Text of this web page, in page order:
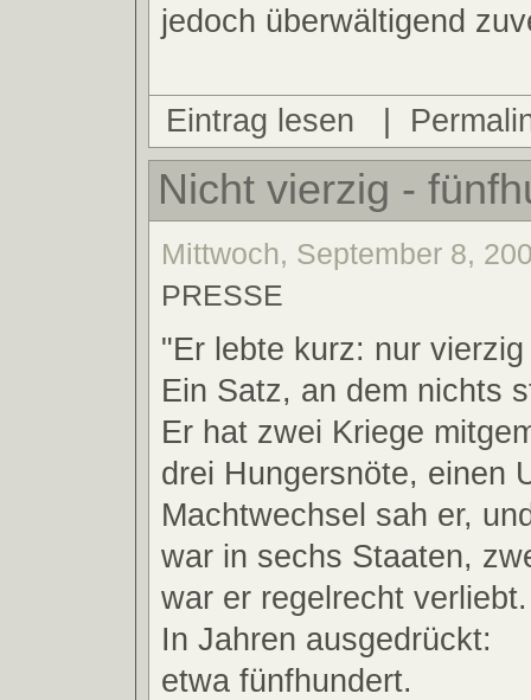
jedoch überwältigend
Eintrag lesen |
Nicht vierzig -
Mittwoch, September 8,
PRESSE
"Er lebte kurz: nur
Ein Satz, an dem nichts
Er hat zwei Kriege
drei Hungersnöte, einen
Machtwechsel sah er,
war in sechs Staaten,
war er regelrecht verliebt.
In Jahren ausgedrückt:
etwa fünfhundert.